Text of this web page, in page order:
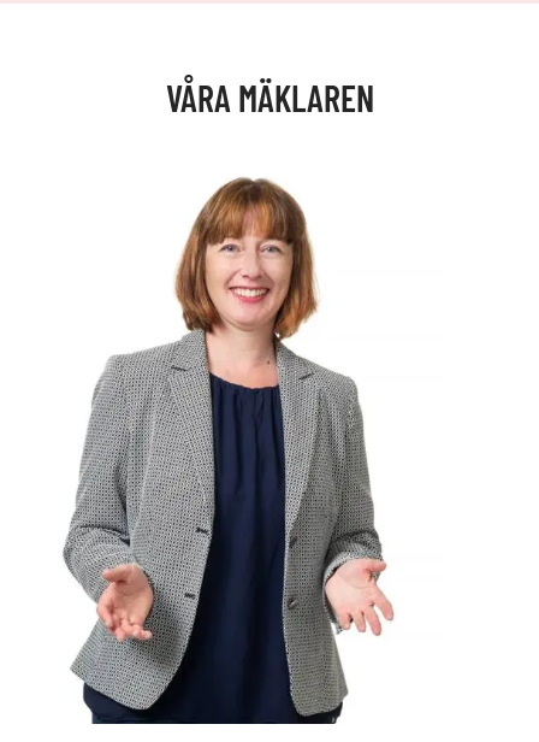
VÅRA MÄKLAREN